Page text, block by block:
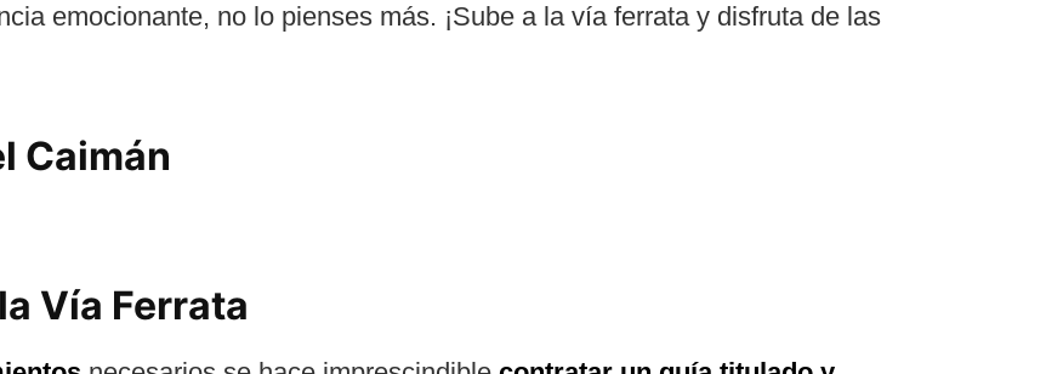
emocionante, no lo pienses más. ¡Sube a la vía ferrata y disfruta de las
Caimán
Vía Ferrata